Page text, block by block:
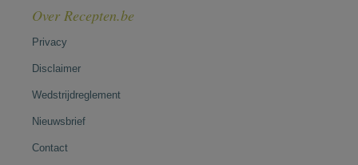
Over Recepten.be
Privacy
Disclaimer
Wedstrijdreglement
Nieuwsbrief
Contact